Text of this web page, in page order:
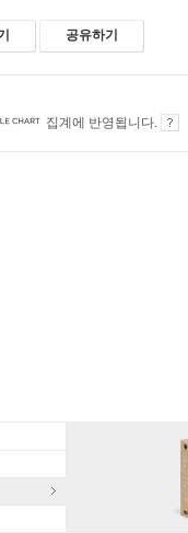
공유하기
집계에 반영됩니다.